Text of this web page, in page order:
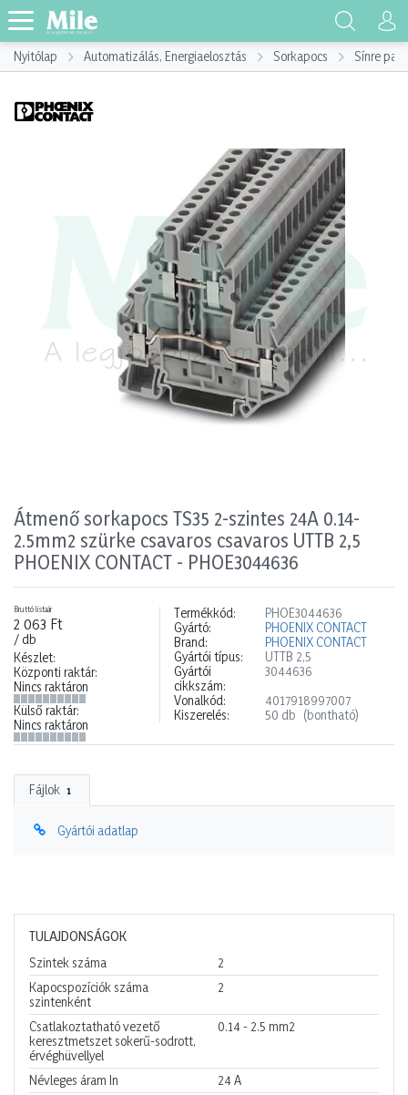
Nyitólap Automatizálás, Energiaelosztás Sorkapocs Sínre
Átmenő sorkapocs TS35 2-szintes 24A 0.14-
2.5mm2 szürke csavaros csavaros UTTB 2,5
PHOENIX CONTACT - PHOE3044636
Bruttó listaár
2 063 Ft
/ db
Készlet:
Központi raktár:
Nincs raktáron
Külső raktár:
Nincs raktáron
Termékkód:
PHOE3044636
Gyártó:
PHOENIX CONTACT
Brand:
PHOENIX CONTACT
Gyártói típus:
UTTB 2,5
Gyártói
cikkszám:
3044636
Vonalkód:
4017918997007
Kiszerelés:
50 db (bontható)
Fájlok 1
Gyártói adatlap
TULAJDONSÁGOK
Szintek száma
2
Kapocspozíciók száma
szintenként
2
Csatlakoztatható vezető
keresztmetszet sokerű-sodrott,
érvéghüvellyel
0.14 - 2.5 mm2
Névleges áram In 24A